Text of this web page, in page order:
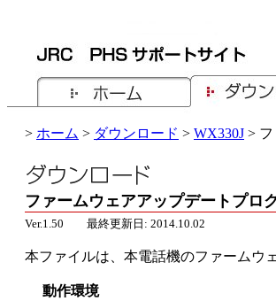
> ホーム > ダウンロード > WX330J >
ファームウェアアップデートプロ
Ver.1.50 最終更新日: 2014.10.02
本ファイルは、本電話機のファームウ
動作環境